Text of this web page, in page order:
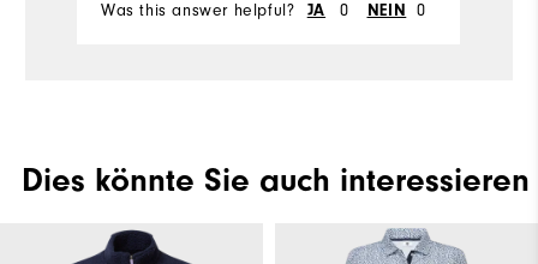
Was this answer helpful? JA 0 NEIN 0
Dies könnte Sie auch interessieren